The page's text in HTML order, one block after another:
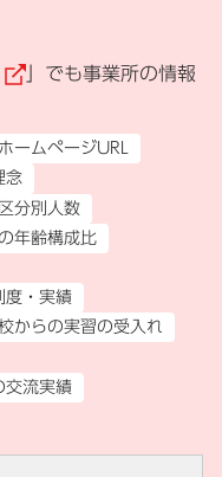
（外部リンク）
」でも事業所の情報
ホームページURL
念
分別人数
年齢構成比
度・実績
からの実習の受入れ
交流実績